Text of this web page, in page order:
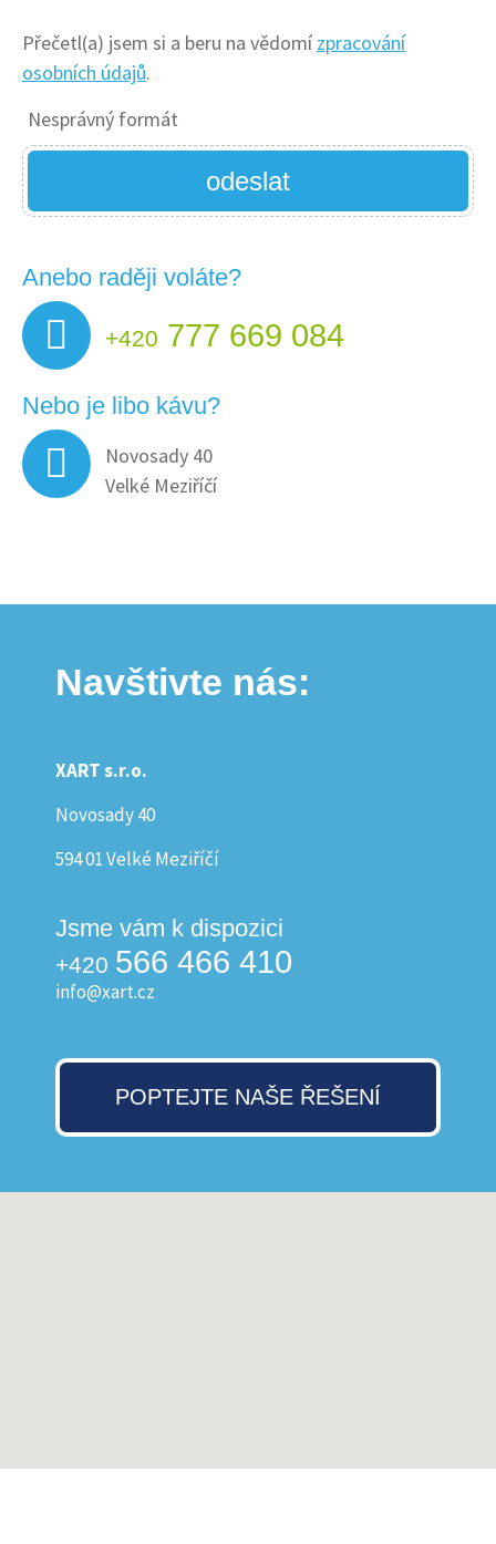
Přečetl(a) jsem si a beru na vědomí zpracování
osobních údajů.
Nesprávný formát
odeslat
Anebo raději voláte?
+420 777 669 084
Nebo je libo kávu?
Novosady 40
Velké Meziříčí
Navštivte nás:
XART s.r.o.
Novosady 40
594 01 Velké Meziříčí
Jsme vám k dispozici
+420 566 466 410
info@xart.cz
POPTEJTE NAŠE ŘEŠENÍ